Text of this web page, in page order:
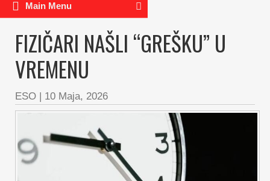
Main Menu
FIZIČARI NAŠLI “GREŠKU” U
VREMENU
ESO | 10 Maja, 2026